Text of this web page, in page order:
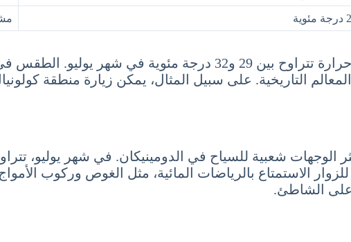
أولاً، سانتو دومينغو، العاصمة، تتميز بدرجات حرارة تتراوح
التاريخية. على سبيل المثال، يمكن زيارة منطقة
الاستمتاع بالرياضات المائية، مثل الغوص وركوب
على الشاطئ.